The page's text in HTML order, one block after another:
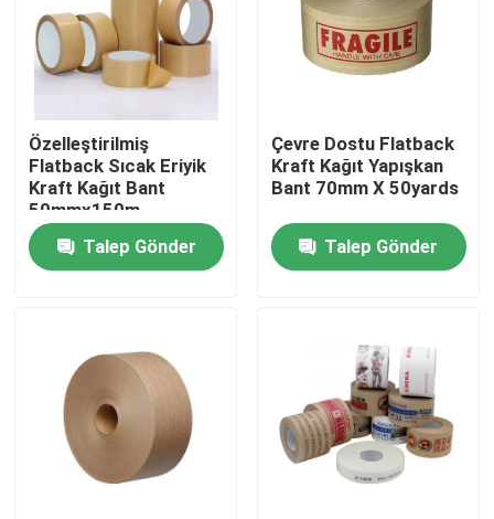
Kişiler
Ürünler
BOPP Yapışkan Bant
Kraft Kağıt Yapışkan Bant
PVC Yapışkan Bant
BOPP Bant Jumbo Rulo
Özelleştirilmiş
Flatback Sıcak Eriyik
Kraft Kağıt Bant
50mmx150m
Talep Gönder
Çevre Dostu Flatback
Kraft Kağıt Yapışkan
Bant 70mm X 50yards
Talep Gönder